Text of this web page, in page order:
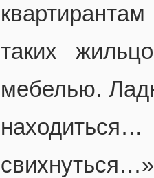
таких
мебелью.